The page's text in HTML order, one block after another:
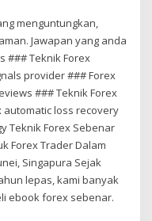
menguntungkan,
Jawapan yang anda
### Teknik Forex
provider ### Forex
### Teknik Forex
automatic loss recovery
Teknik Forex Sebenar
Forex Trader Dalam
Singapura Sejak
lepas, kami banyak
ebook forex sebenar.